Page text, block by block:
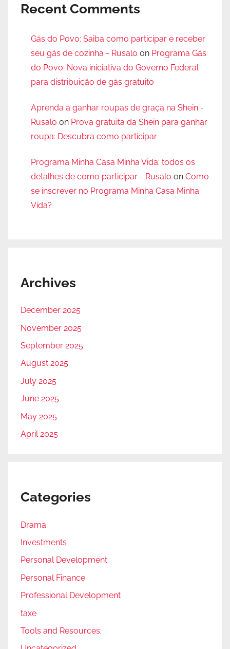
Recent Comments
Gás do Povo: Saiba como participar e receber
seu gás de cozinha - Rusalo on Programa Gás
do Povo: Nova iniciativa do Governo Federal
para distribuição de gás gratuito
Aprenda a ganhar roupas de graça na Shein -
Rusalo on Prova gratuita da Shein para ganhar
roupa: Descubra como participar
Programa Minha Casa Minha Vida: todos os
detalhes de como participar - Rusalo on Como
se inscrever no Programa Minha Casa Minha
Vida?
Archives
December 2025
November 2025
September 2025
August 2025
July 2025
June 2025
May 2025
April 2025
Categories
Drama
Investments
Personal Development
Personal Finance
Professional Development
taxe
Tools and Resources: